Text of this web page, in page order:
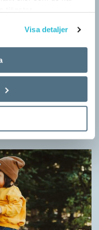
Visa detaljer
former
människor används i regel
när sådana ­former